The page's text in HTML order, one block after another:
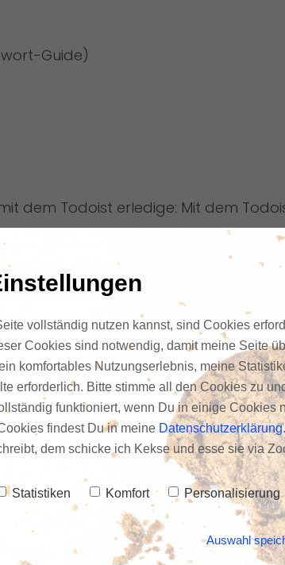
Guide)
dem Todoist erledige: Mit dem
(Kalender, Erinnerungen, Kamera)
von “Das Unternehmerhandbuch”
marckeil.de
Krankenhausseelsorger, Minimalist,
ist es, Selbstständigen zu
zu verhelfen – damit neben dem
vollständig nutzen kannst, sind Cookies
Cookies sind notwendig, damit meine Seite
komfortables Nutzungserlebnis, meine
erforderlich. Bitte stimme all den Cookies zu
funktioniert, wenn Du in einige Cookies
findest Du in meine Datenschutzerklärung
dem schicke ich Kekse und esse sie via
Statistiken Komfort Personalisierung
Auswahl